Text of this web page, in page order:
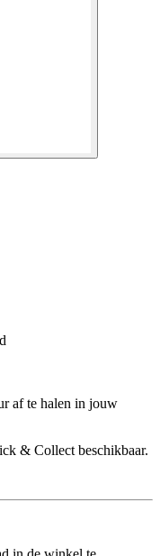
af te halen in jouw
& Collect beschikbaar.